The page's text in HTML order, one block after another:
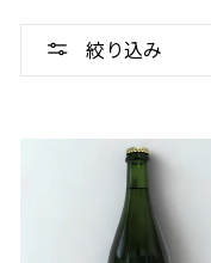
絞り込み